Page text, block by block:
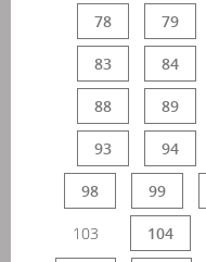
78 79
83 84
88 89
93 94
98 99
103 104